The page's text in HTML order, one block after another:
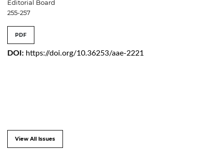
Editorial Board
255-257
PDF
DOI: https://doi.org/10.36253/aae-2221
View All Issues